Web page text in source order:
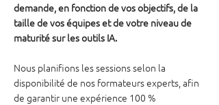
demande, en fonction de vos objectifs, de la
taille de vos équipes et de votre niveau de
maturité sur les outils IA.
Nous planifions les sessions selon la
disponibilité de nos formateurs experts, afin
de garantir une expérience 100 %